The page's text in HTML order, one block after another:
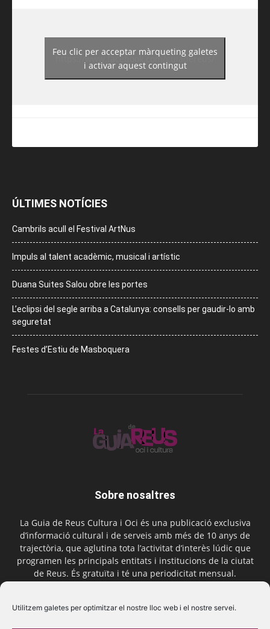
Utilitzem galetes per optimitzar el nostre lloc web i el nostre servei.
https://www.facebook.com/guiadereus/
Feu clic per acceptar màrqueting galetes
i activar aquest contingut
ÚLTIMES NOTÍCIES
Cambrils acull el Festival ArtNus
Impuls al talent acadèmic, musical i artístic
Duana Suites Salou obre les portes
L’eclipsi del segle arriba a Catalunya: consells per gaudir-lo amb
seguretat
Festes d’Estiu de Masboquera
Sobre nosaltres
La Guia de Reus Cultura i Oci és una publicació exclusiva
d’informació cultural i de serveis amb més de 10 anys de
trajectòria, que aglutina tota l’activitat d’interès lúdic que
programen les principals entitats i institucions de la ciutat
de Reus. És gratuïta i té una periodicitat mensual.